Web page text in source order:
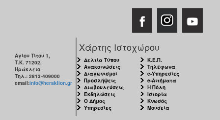
Αγίου Τίτου 1,
Τ.Κ. 71202,
Ηράκλειο
Τηλ.: 2813-409000
email:info@heraklion.gr
Χάρτης Ιστοχώρου
Δελτία Τύπου
Ανακοινώσεις
Διαγωνισμοί
Προσλήψεις
Διαβουλεύσεις
Εκδηλώσεις
Ο Δήμος
Υπηρεσίες
Κ.Ε.Π.
Τηλέφωνα
e-Υπηρεσίες
e-Αιτήματα
Η Πόλη
Ιστορία
Κνωσός
Μουσεία